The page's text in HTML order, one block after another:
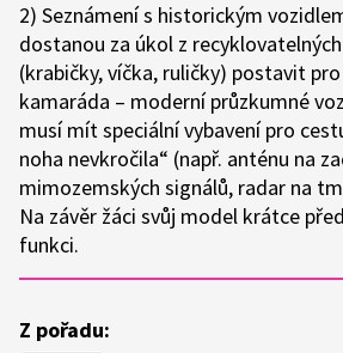
2) Seznámení s historickým
dostanou za úkol z
(krabičky, víčka, ruličky) postavit
kamaráda – moderní průzkumné
musí mít speciální vybavení pro
noha nevkročila“ (např. anténu na
mimozemských signálů, radar na
Na závěr žáci svůj model krátce
funkci.
Z pořadu: